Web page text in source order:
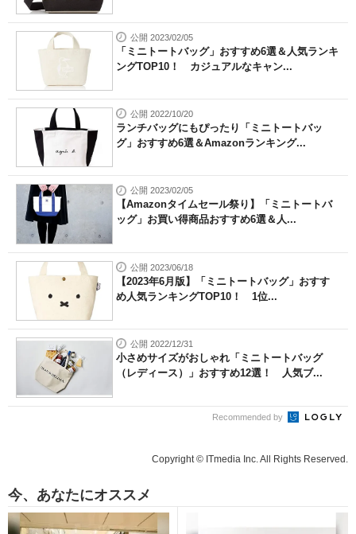
公開 2023/02/05
「ミニトートバッグ」おすすめ6選＆人気ランキ
ングTOP10！ カジュアルなキャン...
公開 2022/10/20
ランチバッグにもぴったり「ミニトートバッ
グ」おすすめ6選＆Amazonランキング...
公開 2023/02/05
【Amazonタイムセール祭り】「ミニトートバ
ッグ」お買い得商品おすすめ6選＆人...
公開 2023/06/18
【2023年6月版】「ミニトートバッグ」おすす
め人気ランキングTOP10！ 1位...
公開 2022/12/31
小さめサイズがおしゃれ「ミニトートバッグ
（レディース）」おすすめ12選！ 人気ブ...
Recommended by
Copyright © ITmedia Inc. All Rights Reserved.
今、あなたにオススメ